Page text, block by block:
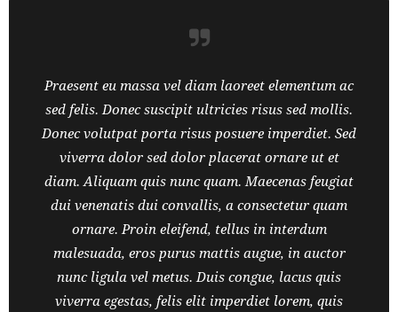
Praesent eu massa vel diam laoreet elementum ac
sed felis. Donec suscipit ultricies risus sed mollis.
Donec volutpat porta risus posuere imperdiet. Sed
viverra dolor sed dolor placerat ornare ut et
diam. Aliquam quis nunc quam. Maecenas feugiat
dui venenatis dui convallis, a consectetur quam
ornare. Proin eleifend, tellus in interdum
malesuada, eros purus mattis augue, in auctor
nunc ligula vel metus. Duis congue, lacus quis
viverra egestas, felis elit imperdiet lorem, quis